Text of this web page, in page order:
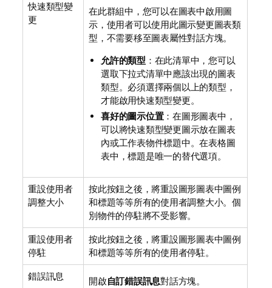
快速類型變
更
在此群組中，您可以在圖表中啟用圖
示，使用者可以使用此圖示變更圖表類
型，不需要移至圖表屬性對話方塊。
允許的類型 ：在此清單中，您可以
選取下拉式清單中應該出現的圖表
類型。必須選擇兩個以上的類型，
才能啟用快速類型變更。
喜好的圖示位置：在圖形圖表中，
可以將快速類型變更圖示放在圖表
內或工作表物件標題中。在表格圖
表中，標題是唯一的替代選項。
重設使用者
調整大小
按此按鈕之後，將重設圖形圖表中圖例
和標題等等所有的使用者調整大小。個
別物件的停駐將不受影響。
重設使用者
停駐
按此按鈕之後，將重設圖形圖表中圖例
和標題等等所有的使用者停駐。
錯誤訊息 開啟自訂錯誤訊息對話方塊。